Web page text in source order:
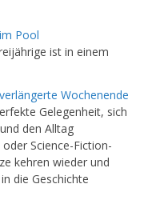
Pool
ist in einem
Wochenende
Gelegenheit, sich
den Alltag
Science-Fiction-
kehren wieder und
die Geschichte